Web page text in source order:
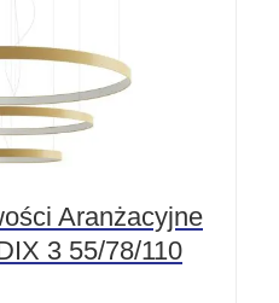
Aranżacyjne
3 55/78/110